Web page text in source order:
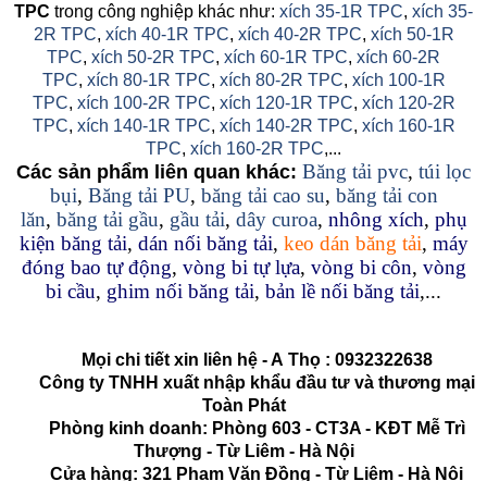
TPC trong công nghiệp khác như: xích 35-1R TPC, xích 35-
2R TPC, xích 40-1R TPC, xích 40-2R TPC, xích 50-1R
TPC, xích 50-2R TPC, xích 60-1R TPC, xích 60-2R
TPC, xích 80-1R TPC, xích 80-2R TPC, xích 100-1R
TPC, xích 100-2R TPC, xích 120-1R TPC, xích 120-2R
TPC, xích 140-1R TPC, xích 140-2R TPC, xích 160-1R
TPC, xích 160-2R TPC,...
Các sản phẩm liên quan khác: Băng tải pvc, túi lọc
bụi, Băng tải PU, băng tải cao su, băng tải con
lăn, băng tải gầu, gầu tải, dây curoa, nhông xích, phụ
kiện băng tải, dán nối băng tải, keo dán băng tải, máy
đóng bao tự động, vòng bi tự lựa, vòng bi côn, vòng
bi cầu, ghim nối băng tải, bản lề nối băng tải,...
Mọi chi tiết xin liên hệ - A Thọ : 0932322638
Công ty TNHH xuất nhập khẩu đầu tư và thương mại
Toàn Phát
Phòng kinh doanh: Phòng 603 - CT3A - KĐT Mễ Trì
Thượng - Từ Liêm - Hà Nội
Cửa hàng: 321 Phạm Văn Đồng - Từ Liêm - Hà Nội